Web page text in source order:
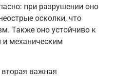
при разрушении оно
осколки, что
Также оно устойчиво к
и механическим
важная